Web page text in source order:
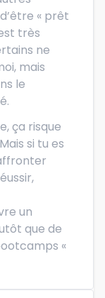
« prêt
très
ne
mais
le
ça risque
si tu es
un
que de
«